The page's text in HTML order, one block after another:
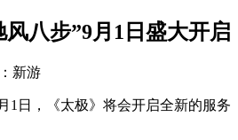
风八步”9月1日盛大开启
新游
1日，《太极》将会开启全新的服务